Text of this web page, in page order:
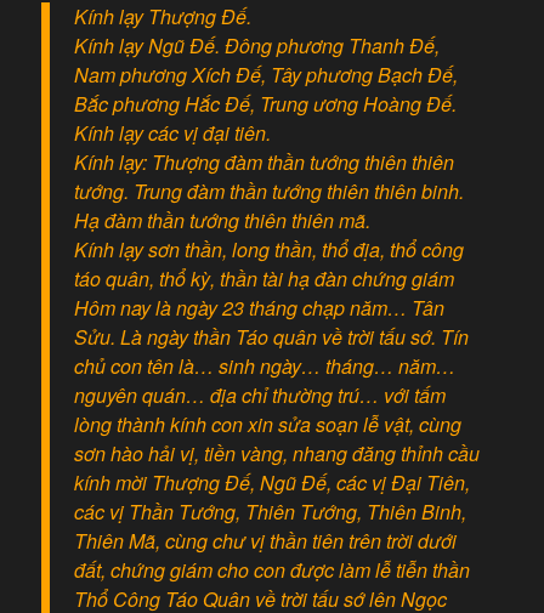
Kính lạy Thượng Đế.
Kính lạy Ngũ Đế. Đông phương Thanh Đế,
Nam phương Xích Đế, Tây phương Bạch Đế,
Bắc phương Hắc Đế, Trung ương Hoàng Đế.
Kính lạy các vị đại tiên.
Kính lạy: Thượng đàm thần tướng thiên thiên
tướng. Trung đàm thần tướng thiên thiên binh.
Hạ đàm thần tướng thiên thiên mã.
Kính lạy sơn thần, long thần, thổ địa, thổ công
táo quân, thổ kỳ, thần tài hạ đàn chứng giám
Hôm nay là ngày 23 tháng chạp năm… Tân
Sửu. Là ngày thần Táo quân về trời tấu sớ. Tín
chủ con tên là… sinh ngày… tháng… năm…
nguyên quán… địa chỉ thường trú… với tấm
lòng thành kính con xin sửa soạn lễ vật, cùng
sơn hào hải vị, tiền vàng, nhang đăng thỉnh cầu
kính mời Thượng Đế, Ngũ Đế, các vị Đại Tiên,
các vị Thần Tướng, Thiên Tướng, Thiên Binh,
Thiên Mã, cùng chư vị thần tiên trên trời dưới
đất, chứng giám cho con được làm lễ tiễn thần
Thổ Công Táo Quân về trời tấu sớ lên Ngọc